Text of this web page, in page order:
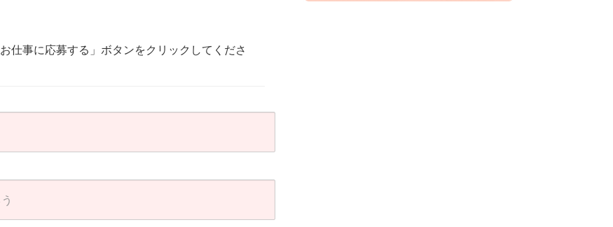
仕事に応募する」ボタンをクリックしてくださ